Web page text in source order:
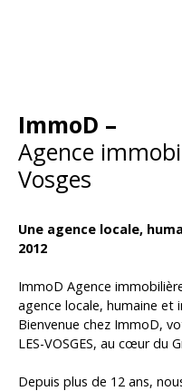
ImmoD –
Agence
Vosges
Une agence locale,
2012
ImmoD Agence
agence locale, humaine et
Bienvenue chez ImmoD,
LES-VOSGES, au cœur du
Depuis plus de 12 ans,